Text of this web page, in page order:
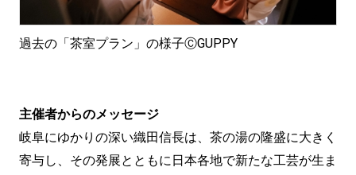
過去の「茶室プラン」の様子ⒸGUPPY
主催者からのメッセージ
岐阜にゆかりの深い織田信長は、茶の湯の隆盛に大きく
寄与し、その発展とともに日本各地で新たな工芸が生ま